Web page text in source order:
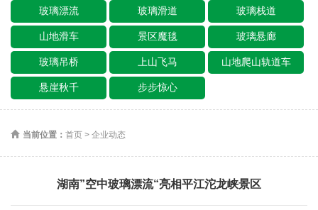
玻璃漂流 玻璃滑道 玻璃栈道
山地滑车 景区魔毯 玻璃悬廊
玻璃吊桥 上山飞马 山地爬山轨道车
悬崖秋千 步步惊心
当前位置： 首页 > 企业动态
湖南”空中玻璃漂流“亮相平江沱龙峡景区